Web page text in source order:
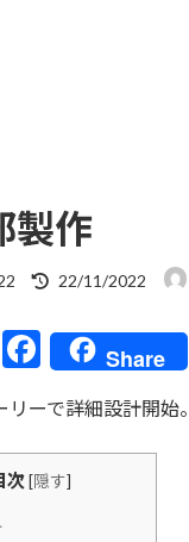
製作
最
新
日
:
22/11/2022
Li F
ac
e
b
o
Share
ーで詳細設計開始。
次 [隠す]